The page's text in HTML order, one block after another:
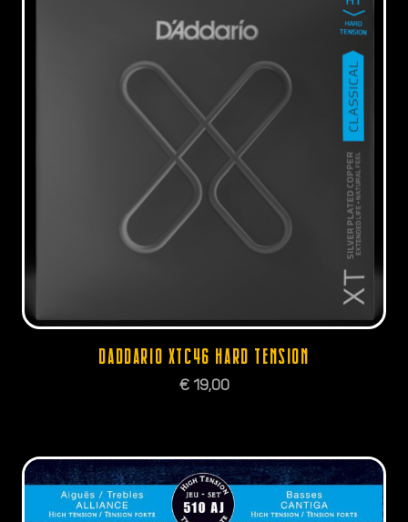
DADDARIO XTC46 HARD TENSION
€19,00